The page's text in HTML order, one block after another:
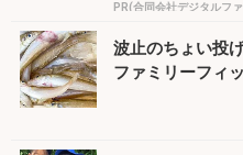
PR(合同会社デジタルフ
波止のちょい投
ファミリーフィ